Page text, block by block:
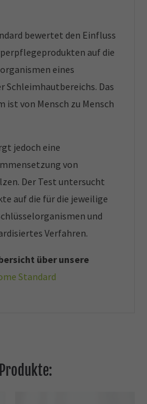
bewertet den Einfluss
auf die
eines
Das
ist von Mensch zu Mensch
jedoch eine
von
Der Test untersucht
auf die für die jeweilige
und
Verfahren.
über unsere
Standard